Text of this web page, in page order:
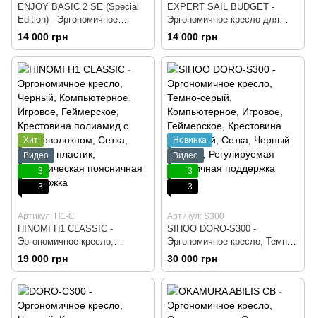
ENJOY BASIC 2 SE (Special
Edition) - Эргономичное
кресло для оператора,
Компьютерное, Игровое,
Геймерское, Сидение ткань,
Спинка сетка, Крестовина
нейлон, Черный пластик,
Регулируемая спинка по
высоте, Подголовник
регулируемый
14 000 грн
EXPERT SAIL BUDGET -
Эргономичное кресло для
оператора, Компьютерное,
Игровое, Геймерское,
Сидение ткань, Спинка сетка,
Крестовина нейлон, Черный,
Подголовник регулируемый,
Динамическая поддержка
поясницы
14 000 грн
Хит
Видео
3
3
Артикул: H1-C
HINOMI H1 CLASSIC -
Эргономичное кресло,
Черный, Компьютерное,
Игровое, Геймерское,
Крестовина полиамид с
стекловолокном, Сетка,
Черный пластик,
19 000 грн
Новинка
Видео
3
3
Артикул: S300
SIHOO DORO-S300 -
Эргономичное кресло, Темно-
серый, Компьютерное,
Игровое, Геймерское,
Крестовина алюминий, Сетка,
Черный пластик,
Регулируемая поясничная
30 000 грн